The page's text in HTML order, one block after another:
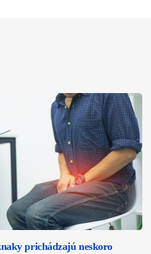
prichádzajú neskoro